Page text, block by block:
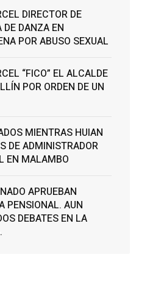
DIRECTOR DE
DE DANZA EN
POR ABUSO SEXUAL
“FICO” EL ALCALDE
POR ORDEN DE UN
MIENTRAS HUIAN
DE ADMINISTRADOR
EN MALAMBO
APRUEBAN
PENSIONAL. AUN
DEBATES EN LA